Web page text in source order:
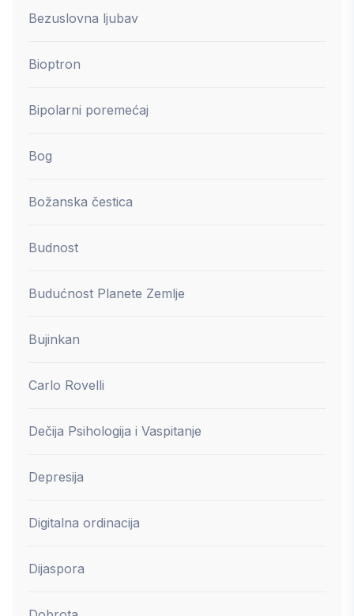
Bezuslovna ljubav
Bioptron
Bipolarni poremećaj
Bog
Božanska čestica
Budnost
Budućnost Planete Zemlje
Bujinkan
Carlo Rovelli
Dečija Psihologija i Vaspitanje
Depresija
Digitalna ordinacija
Dijaspora